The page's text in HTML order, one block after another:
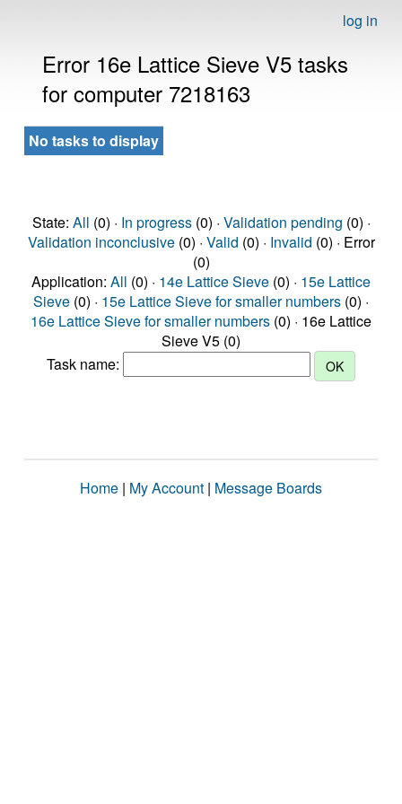
log in
Error 16e Lattice Sieve V5 tasks
for computer 7218163
No tasks to display
State: All (0) · In progress(0) · Validation pending (0) ·
Validation inconclusive(0) · Valid (0) · Invalid (0) · Error
(0)
Application: All (0) · 14e Lattice Sieve (0) · 15e Lattice
Sieve (0) · 15e Lattice Sieve for smaller numbers (0) ·
16e Lattice Sieve for smaller numbers (0) · 16e Lattice
Sieve V5 (0)
Task name:
Home | My Account | Message Boards